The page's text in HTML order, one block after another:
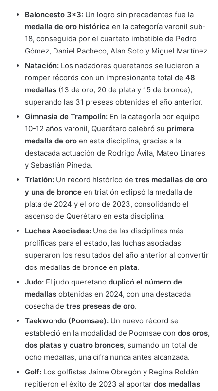
Baloncesto 3×3: Un logro sin precedentes fue la
medalla de oro histórica en la categoría varonil sub-
18, conseguida por el cuarteto imbatible de Pedro
Gómez, Daniel Pacheco, Alan Soto y Miguel Martínez.
Natación: Los nadadores queretanos se lucieron al
romper récords con un impresionante total de 48
medallas (13 de oro, 20 de plata y 15 de bronce),
superando las 31 preseas obtenidas el año anterior.
Gimnasia de Trampolín: En la categoría por equipo
10-12 años varonil, Querétaro celebró su primera
medalla de oro en esta disciplina, gracias a la
destacada actuación de Rodrigo Ávila, Mateo Linares
y Sebastián Pineda.
Triatlón: Un récord histórico de tres medallas de oro
y una de bronce en triatlón eclipsó la medalla de
plata de 2024 y el oro de 2023, consolidando el
ascenso de Querétaro en esta disciplina.
Luchas Asociadas: Una de las disciplinas más
prolíficas para el estado, las luchas asociadas
superaron los resultados del año anterior al convertir
dos medallas de bronce en plata.
Judo: El judo queretano duplicó el número de
medallas obtenidas en 2024, con una destacada
cosecha de tres preseas de oro.
Taekwondo (Poomsae): Un nuevo récord se
estableció en la modalidad de Poomsae con dos oros,
dos platas y cuatro bronces, sumando un total de
ocho medallas, una cifra nunca antes alcanzada.
Golf: Los golfistas Jaime Obregón y Regina Roldán
repitieron el éxito de 2023 al aportar dos medallas